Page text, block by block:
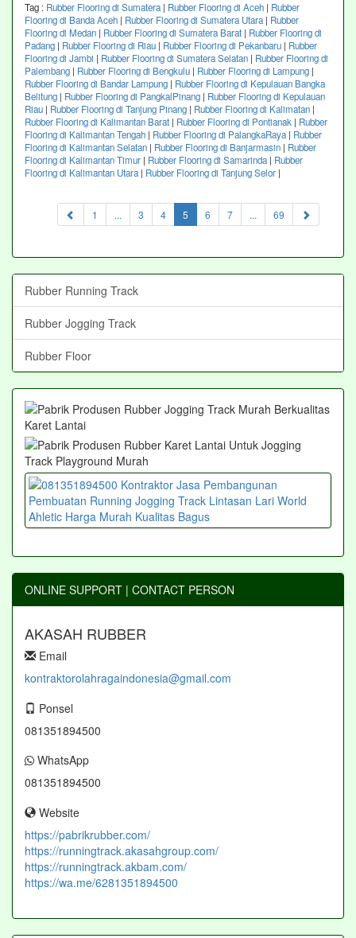
Tag : Rubber Flooring di Sumatera| Rubber Flooring di Aceh | Rubber
Flooring di Banda Aceh | Rubber Flooring di Sumatera Utara| Rubber
Flooring di Medan | Rubber Flooring di Sumatera Barat | Rubber Flooring di
Padang | Rubber Flooring di Riau | Rubber Flooring di Pekanbaru | Rubber
Flooring di Jambi | Rubber Flooring di Sumatera Selatan | Rubber Flooring di
Palembang | Rubber Flooring di Bengkulu | Rubber Flooring di Lampung |
Rubber Flooring di Bandar Lampung | Rubber Flooring di Kepulauan Bangka
Belitung | Rubber Flooring di PangkalPinang | Rubber Flooring di Kepulauan
Riau | Rubber Flooring di Tanjung Pinang | Rubber Flooring di Kalimatan |
Rubber Flooring di Kalimantan Barat | Rubber Flooring di Pontianak | Rubber
Flooring di Kalimantan Tengah | Rubber Flooring di PalangkaRaya| Rubber
Flooring di Kalimantan Selatan | Rubber Flooring di Banjarmasin | Rubber
Flooring di Kalimantan Timur | Rubber Flooring di Samarinda| Rubber
Flooring di Kalimantan Utara| Rubber Flooring di Tanjung Selor |
1 ... 3 4 5 (current)
6 7 ... 69
Rubber Running Track
Rubber Jogging Track
Rubber Floor
ONLINE SUPPORT | CONTACT PERSON
AKASAH RUBBER
Email
kontraktorolahragaindonesia@gmail.com
Ponsel
081351894500
WhatsApp
081351894500
Website
https://pabrikrubber.com/
https://runningtrack.akasahgroup.com/
https://runningtrack.akbam.com/
https://wa.me/6281351894500